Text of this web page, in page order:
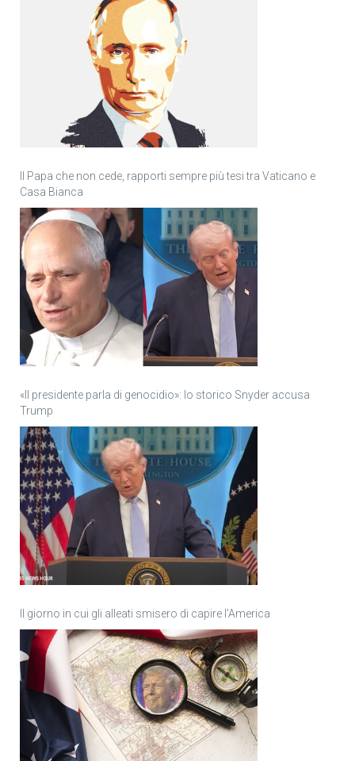
Il Papa che non cede, rapporti sempre più tesi tra Vaticano e
Casa Bianca
«Il presidente parla di genocidio»: lo storico Snyder accusa
Trump
Il giorno in cui gli alleati smisero di capire l’America